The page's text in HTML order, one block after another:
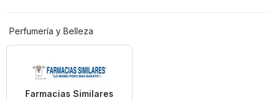
Perfumería y Belleza
Farmacias Similares